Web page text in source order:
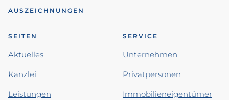
AUSZEICHNUNGEN
SEITEN
Aktuelles
Kanzlei
Leistungen
SERVICE
Unternehmen
Privatpersonen
Immobilieneigentümer